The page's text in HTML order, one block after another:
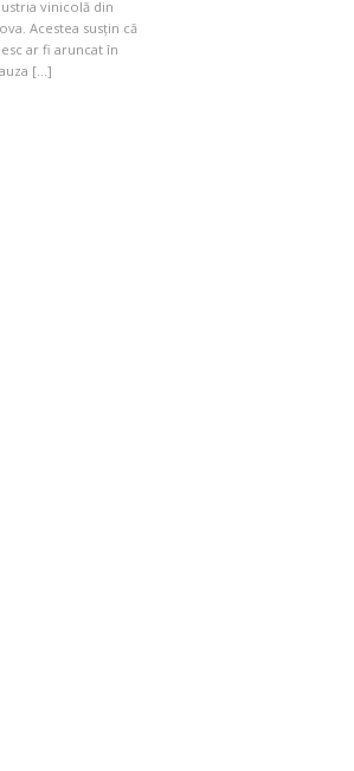
vinicolă din
Acestea susțin că
ar fi aruncat în
[…]